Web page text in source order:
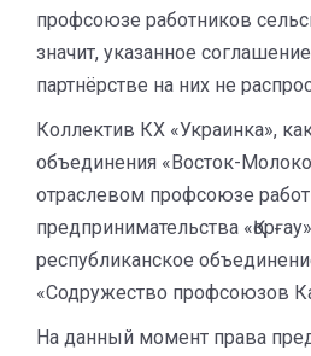
профсоюзе работников
значит, указанное
партнёрстве на них не
Коллектив КХ «Украинка»,
объединения «Восток-
отраслевом профсоюзе
предпринимательства
республиканское
«Содружество профсоюзов
На данный момент права